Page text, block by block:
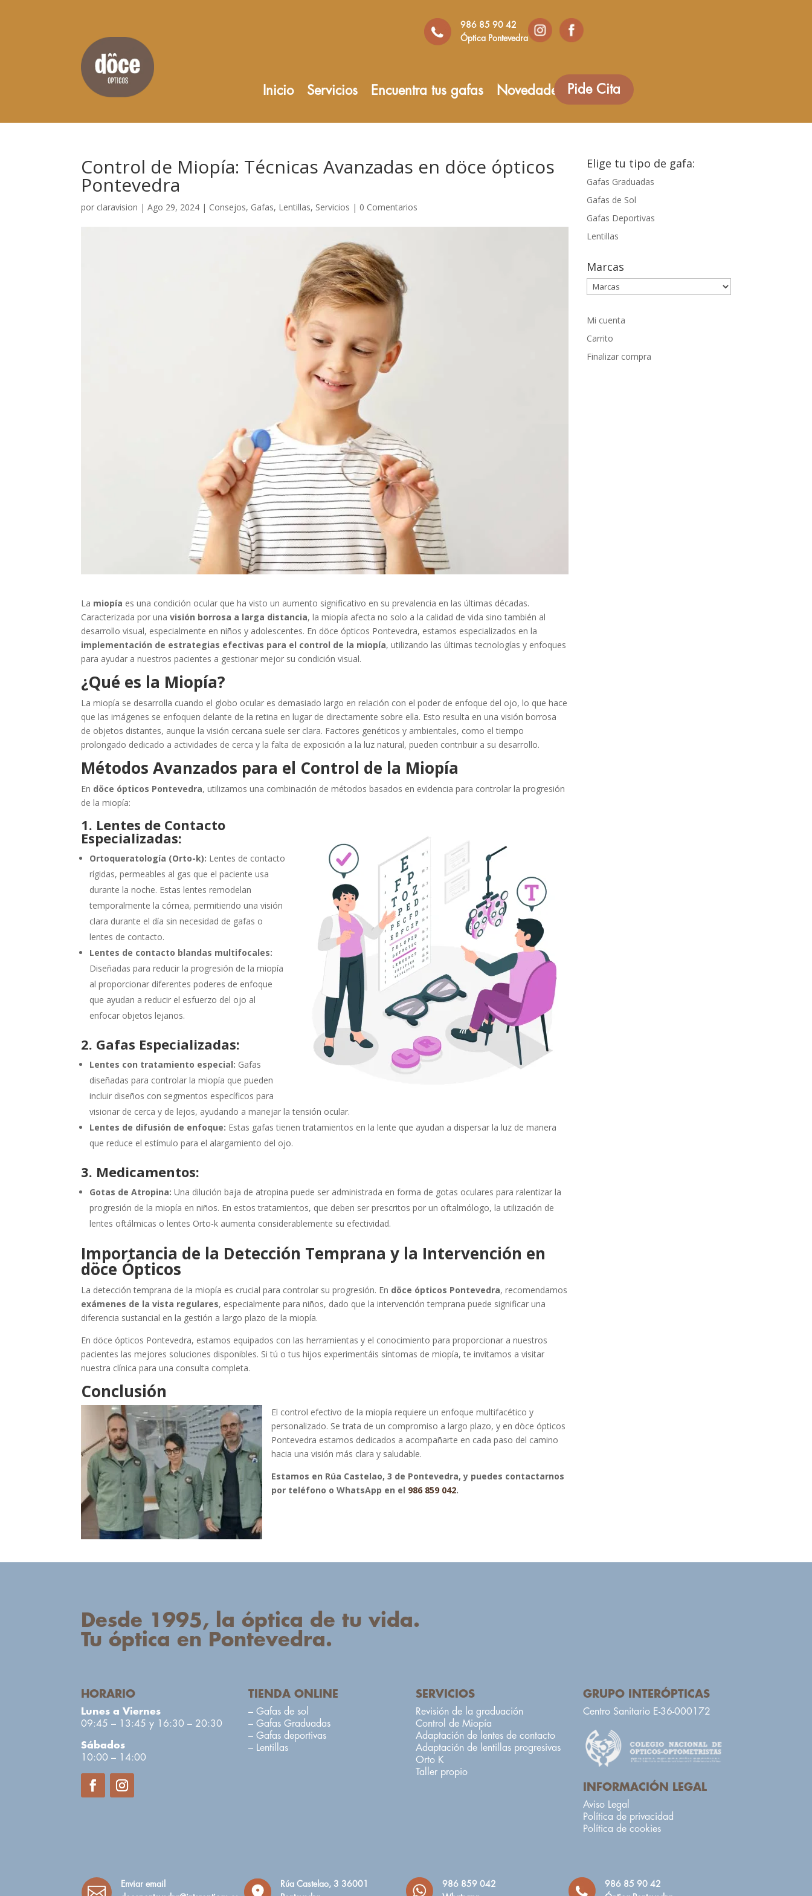
986 85 90 42
Óptica Pontevedra
Inicio Servicios Encuentra tus gafas Novedades Pide Cita
Control de Miopía: Técnicas Avanzadas en döce ópticos
Pontevedra
por claravision |Ago 29, 2024 | Consejos, Gafas, Lentillas, Servicios | 0 Comentarios
La miopía es una condición ocular que ha visto un aumento significativo en su prevalencia en las últimas décadas.
Caracterizada por unavisión borrosa a larga distancia, la miopía afecta no solo a la calidad de vida sino también al
desarrollo visual, especialmente en niños y adolescentes. En döce ópticos Pontevedra, estamos especializados en la
implementación de estrategias efectivas para el control de la miopía, utilizando las últimas tecnologías y enfoques
para ayudar a nuestros pacientes a gestionar mejor su condición visual.
¿Qué es la Miopía?
La miopía se desarrolla cuando el globo ocular es demasiado largo en relación con el poder de enfoque del ojo, lo que hace
que las imágenes se enfoquen delante de la retina en lugar de directamente sobre ella. Esto resulta en una visión borrosa
de objetos distantes, aunque la visión cercana suele ser clara. Factores genéticos y ambientales, como el tiempo
prolongado dedicado a actividades de cerca y la falta de exposición a la luz natural, pueden contribuir a su desarrollo.
Métodos Avanzados para el Control de la Miopía
En döce ópticos Pontevedra, utilizamos una combinación de métodos basados en evidencia para controlar la progresión
de la miopía:
1. Lentes de Contacto
Especializadas:
Ortoqueratología (Orto-k): Lentes de contacto
rígidas, permeables al gas que el paciente usa
durante la noche. Estas lentes remodelan
temporalmente la córnea, permitiendo una visión
clara durante el día sin necesidad de gafas o
lentes de contacto.
Lentes de contacto blandas multifocales:
Diseñadas para reducir la progresión de la miopía
al proporcionar diferentes poderes de enfoque
que ayudan a reducir el esfuerzo del ojo al
enfocar objetos lejanos.
2. Gafas Especializadas:
Lentes con tratamiento especial: Gafas
diseñadas para controlar la miopía que pueden
incluir diseños con segmentos específicos para
visionar de cerca y de lejos, ayudando a manejar la tensión ocular.
Lentes de difusión de enfoque: Estas gafas tienen tratamientos en la lente que ayudan a dispersar la luz de manera
que reduce el estímulo para el alargamiento del ojo.
3. Medicamentos:
Gotas de Atropina: Una dilución baja de atropina puede ser administrada en forma de gotas oculares para ralentizar la
progresión de la miopía en niños. En estos tratamientos, que deben ser prescritos por un oftalmólogo, la utilización de
lentes oftálmicas o lentes Orto-k aumenta considerablemente su efectividad.
Importancia de la Detección Temprana y la Intervención en
döce Ópticos
La detección temprana de la miopía es crucial para controlar su progresión. En döce ópticos Pontevedra, recomendamos
exámenes de la vista regulares, especialmente para niños, dado que la intervención temprana puede significar una
diferencia sustancial en la gestión a largo plazo de la miopía.
En döce ópticos Pontevedra, estamos equipados con las herramientas y el conocimiento para proporcionar a nuestros
pacientes las mejores soluciones disponibles. Si tú o tus hijos experimentáis síntomas de miopía, te invitamos a visitar
nuestra clínica para una consulta completa.
Conclusión
El control efectivo de la miopía requiere un enfoque multifacético y
personalizado. Se trata de un compromiso a largo plazo, y en döce ópticos
Pontevedra estamos dedicados a acompañarte en cada paso del camino
hacia una visión más clara y saludable.
Estamos en Rúa Castelao, 3 de Pontevedra, y puedes contactarnos
por teléfono o WhatsApp en el 986 859 042.
Elige tu tipo de gafa:
Gafas Graduadas
Gafas de Sol
Gafas Deportivas
Lentillas
Marcas
Mi cuenta
Carrito
Finalizar compra
Desde 1995, la óptica de tu vida.
Tu óptica en Pontevedra.
HORARIO
Lunes a Viernes
09:45 – 13:45 y 16:30 – 20:30
Sábados
10:00 – 14:00
TIENDA ONLINE
– Gafas de sol
– Gafas Graduadas
– Gafas deportivas
– Lentillas
SERVICIOS
Revisión de la graduación
Control de Miopía
Adaptación de lentes de contacto
Adaptación de lentillas progresivas
Orto K
Taller propio
GRUPO INTERÓPTICAS
Centro Sanitario E-36-000172
INFORMACIÓN LEGAL
Aviso Legal
Política de privacidad
Política de cookies
Enviar email
Rúa Castelao, 3 36001
986 859 042
986 85 90 42